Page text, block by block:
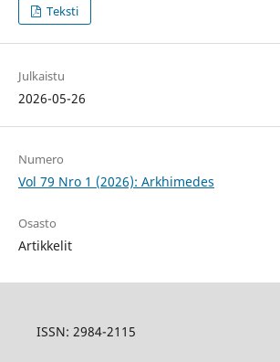
Teksti
Julkaistu
2026-05-26
Numero
Vol 79 Nro 1 (2026): Arkhimedes
Osasto
Artikkelit
ISSN: 2984-2115